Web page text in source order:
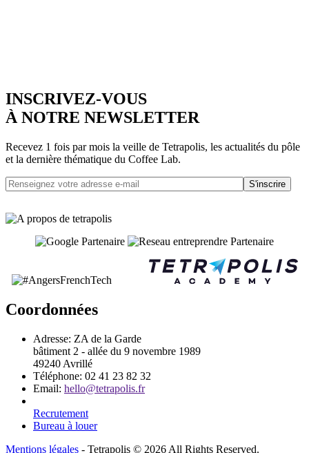
INSCRIVEZ-VOUS
À NOTRE NEWSLETTER
Recevez 1 fois par mois la veille de Tetrapolis, les actualités du pôle
et la dernière thématique du Coffee Lab.
S'inscrire
Coordonnées
Adresse: ZA de la Garde
bâtiment 2 - allée du 9 novembre 1989
49240 Avrillé
Téléphone: 02 41 23 82 32
Email: hello@tetrapolis.fr
Recrutement
Bureau à louer
Mentions légales - Tetrapolis © 2026 All Rights Reserved.